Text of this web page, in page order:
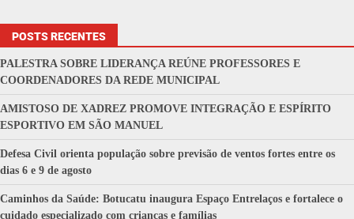
POSTS RECENTES
PALESTRA SOBRE LIDERANÇA REÚNE PROFESSORES E
COORDENADORES DA REDE MUNICIPAL
AMISTOSO DE XADREZ PROMOVE INTEGRAÇÃO E ESPÍRITO
ESPORTIVO EM SÃO MANUEL
Defesa Civil orienta população sobre previsão de ventos fortes entre os
dias 6 e 9 de agosto
Caminhos da Saúde: Botucatu inaugura Espaço Entrelaços e fortalece o
cuidado especializado com crianças e famílias